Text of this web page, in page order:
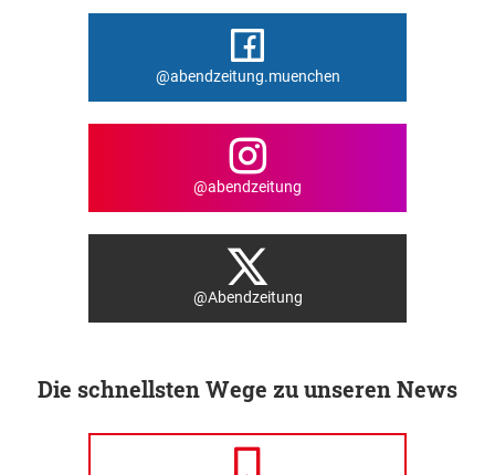
@abendzeitung.muenchen
@abendzeitung
@Abendzeitung
Die schnellsten Wege zu unseren News